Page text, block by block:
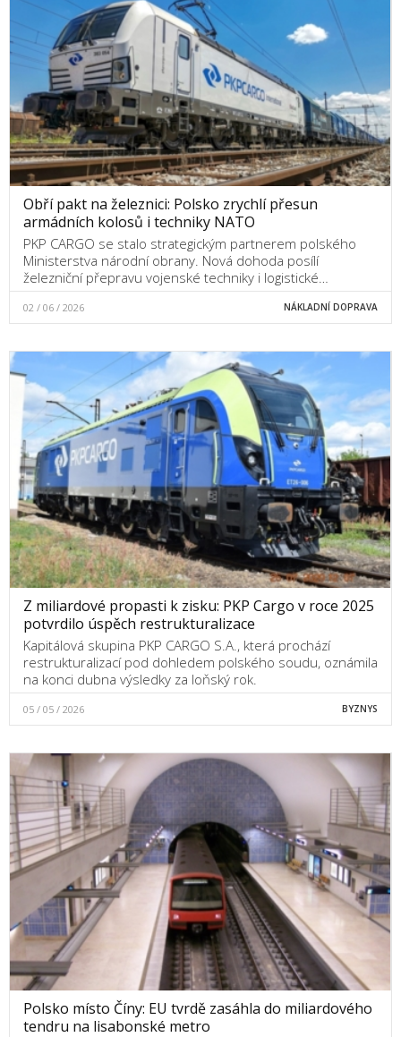
Obří pakt na železnici: Polsko zrychlí přesun
armádních kolosů i techniky NATO
PKP CARGO se stalo strategickým partnerem polského
Ministerstva národní obrany. Nová dohoda posílí
železniční přepravu vojenské techniky i logistické…
02 / 06 / 2026 NÁKLADNÍ DOPRAVA
Z miliardové propasti k zisku: PKP Cargo v roce 2025
potvrdilo úspěch restrukturalizace
Kapitálová skupina PKP CARGO S.A., která prochází
restrukturalizací pod dohledem polského soudu, oznámila
na konci dubna výsledky za loňský rok.
05 / 05 / 2026 BYZNYS
Polsko místo Číny: EU tvrdě zasáhla do miliardového
tendru na lisabonské metro